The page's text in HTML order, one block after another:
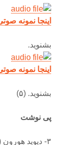
اینجا نمونه
بشنوید.
اینجا نمونه
بشنوید. (۵)
پی نوشت